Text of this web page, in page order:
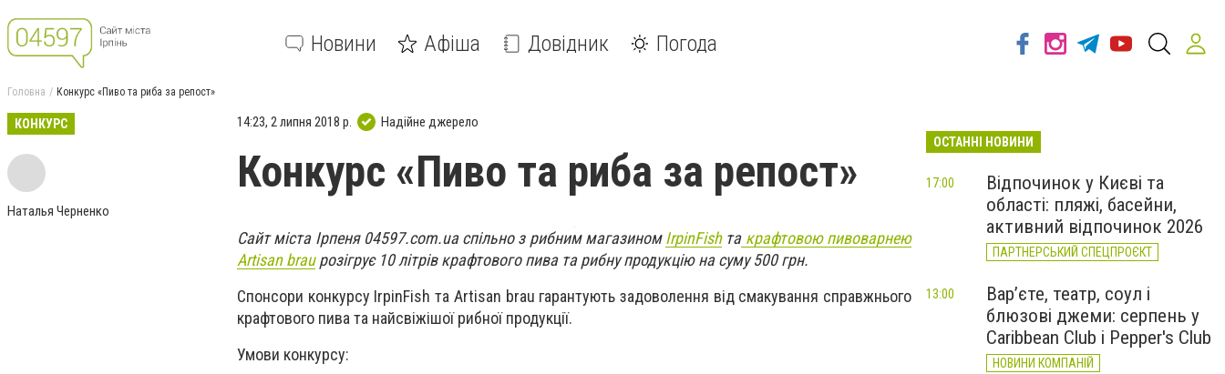
Новини Афіша Довідник Погода
Головна Конкурс «Пиво та риба за репост»
КОНКУРС
Наталья Черненко
14:23, 2 липня 2018 р. Надійне джерело
Конкурс «Пиво та риба за репост»
Сайт міста Ірпеня 04597.com.ua спільно з рибним магазиномIrpinFishтакрафтовою пивоварнею
Artisan brauрозігрує 10 літрів крафтового пива та рибну продукцію на суму 500 грн.
Спонсори конкурсу IrpinFish та Artisan brau гарантують задоволення від смакування справжнього
крафтового пива та найсвіжішої рибної продукції.
Умови конкурсу:
ОСТАННІ НОВИНИ
Відпочинок у Києві та
області: пляжі, басейни,
активний відпочинок 2026
ПАРТНЕРСЬКИЙ СПЕЦПРОЄКТ
17:00
Вар’єте, театр, соул і
блюзові джеми: серпень у
Caribbean Club і Pepper's Club
НОВИНИ КОМПАНІЙ
13:00